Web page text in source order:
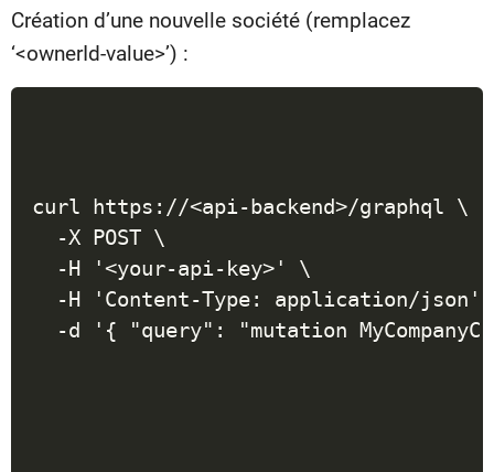
Création d’une nouvelle société (remplacez
‘<ownerId-value>’) :
curl https://<api-backend>/graphql \
  -X POST \
  -H '<your-api-key>' \
-H 'Content-Type: application/json'
-d '{ "query": "mutation